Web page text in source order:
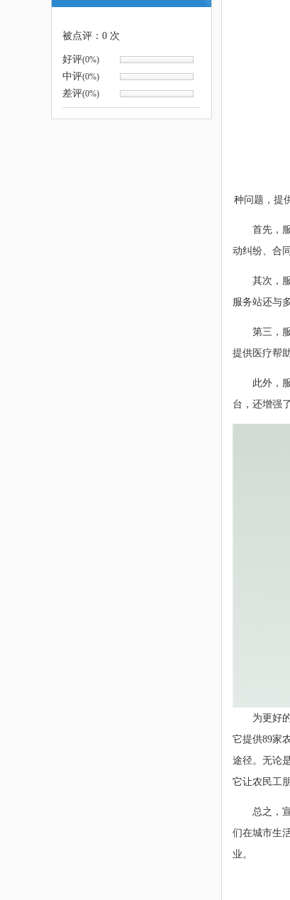
被点评： 0 次
好评(0%)
中评(0%)
差评(0%)
种问题，提
首先，
动纠纷、合
其次，
服务站还与
第三，
提供医疗帮
此外，
台，还增强
为更好
它提供89家
途径。无论
它让农民工
总之，
们在城市生
业。